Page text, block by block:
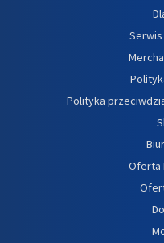
Polityka
Oferta